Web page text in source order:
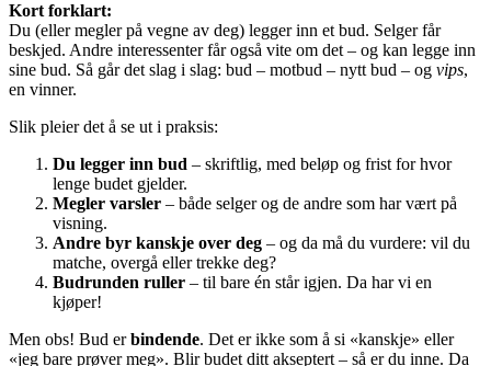
Kort forklart:
Du (eller megler på vegne av deg) legger inn et bud. Selger får
beskjed. Andre interessenter får også vite om det – og kan legge inn
sine bud. Så går det slag i slag: bud – motbud – nytt bud – og vips,
en vinner.
Slik pleier det å se ut i praksis:
Du legger inn bud – skriftlig, med beløp og frist for hvor
lenge budet gjelder.
Megler varsler – både selger og de andre som har vært på
visning.
Andre byr kanskje over deg – og da må du vurdere: vil du
matche, overgå eller trekke deg?
Budrunden ruller – til bare én står igjen. Da har vi en
kjøper!
Men obs! Bud erbindende. Det er ikke som å si «kanskje» eller
«jeg bare prøver meg». Blir budet ditt akseptert – så er du inne. Da